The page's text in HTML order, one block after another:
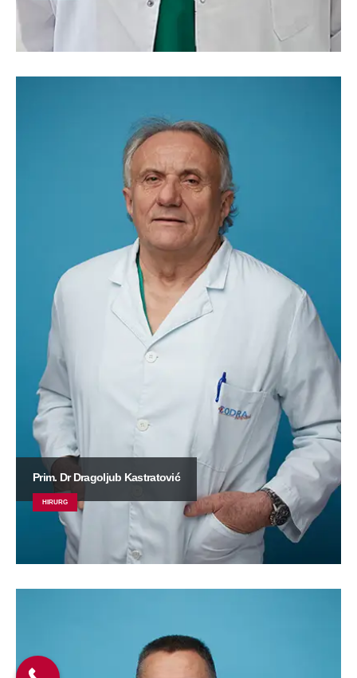
Prim. Dr Dragoljub Kastratović
HIRURG